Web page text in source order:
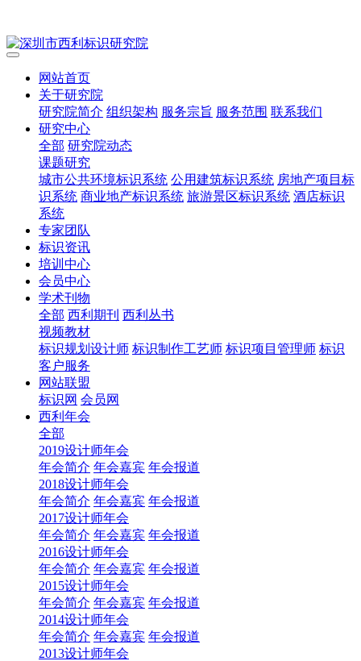
网站首页
关于研究院
研究院简介 组织架构 服务宗旨 服务范围 联系我们
研究中心
全部 研究院动态
课题研究
城市公共环境标识系统 公用建筑标识系统 房地产项目标
识系统 商业地产标识系统 旅游景区标识系统 酒店标识
系统
专家团队
标识资讯
培训中心
会员中心
学术刊物
全部 西利期刊 西利丛书
视频教材
标识规划设计师 标识制作工艺师 标识项目管理师 标识
客户服务
网站联盟
标识网 会员网
西利年会
全部
2019设计师年会
年会简介 年会嘉宾 年会报道
2018设计师年会
年会简介 年会嘉宾 年会报道
2017设计师年会
年会简介 年会嘉宾 年会报道
2016设计师年会
年会简介 年会嘉宾 年会报道
2015设计师年会
年会简介 年会嘉宾 年会报道
2014设计师年会
年会简介 年会嘉宾 年会报道
2013设计师年会